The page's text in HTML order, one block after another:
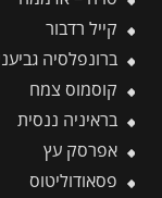
קייל רדבור
ברונפלסיה
קוסמוס צמח
בראיניה ננסית
אפרסק עץ
פסאודוליטוס